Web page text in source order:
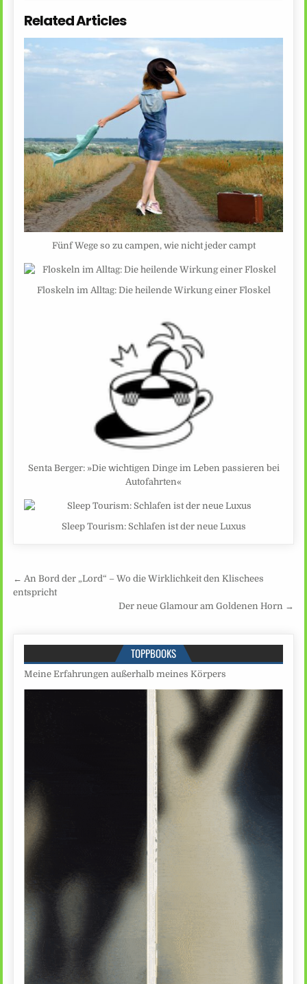
Related Articles
Fünf Wege so zu campen, wie nicht jeder campt
Floskeln im Alltag: Die heilende Wirkung einer Floskel
Senta Berger: »Die wichtigen Dinge im Leben passieren bei
Autofahrten«
Sleep Tourism: Schlafen ist der neue Luxus
Beitragsnavigation
← An Bord der „Lord“ – Wo die Wirklichkeit den Klischees
entspricht
Der neue Glamour am Goldenen Horn →
TOPPBOOKS
Meine Erfahrungen außerhalb meines Körpers